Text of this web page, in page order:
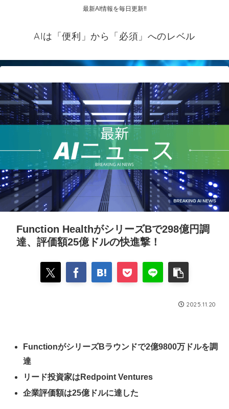
最新AI情報を毎日更新‼
AIは「便利」から「必須」へのレベル
Function HealthがシリーズBで298億円調
達、評価額25億ドルの快進撃！
2025.11.20
FunctionがシリーズBラウンドで2億9800万ドルを調
達
リード投資家はRedpoint Ventures
企業評価額は25億ドルに達した